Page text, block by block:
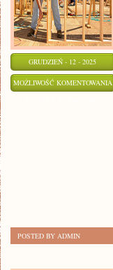
GRUDZIEŃ - 12 - 2025
MOŻLIWOŚĆ KOMENTOWANIA
POSTED BY ADMIN